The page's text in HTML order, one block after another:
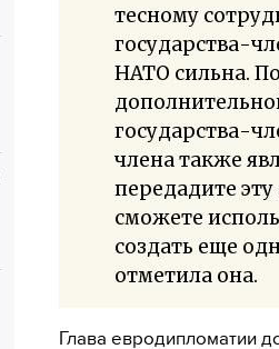
тесному
государства-
НАТО сильна.
государства-
члена также
передадите
сможете
создать еще
отметила она.
Глава евродипломатии